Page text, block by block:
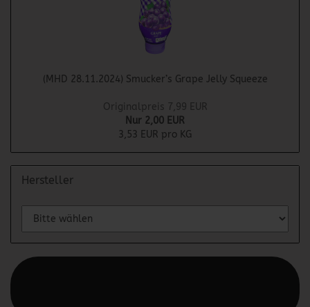
(MHD 28.11.2024) Smucker’s Grape Jelly Squeeze
Originalpreis 7,99 EUR
Nur 2,00 EUR
3,53 EUR pro KG
Hersteller